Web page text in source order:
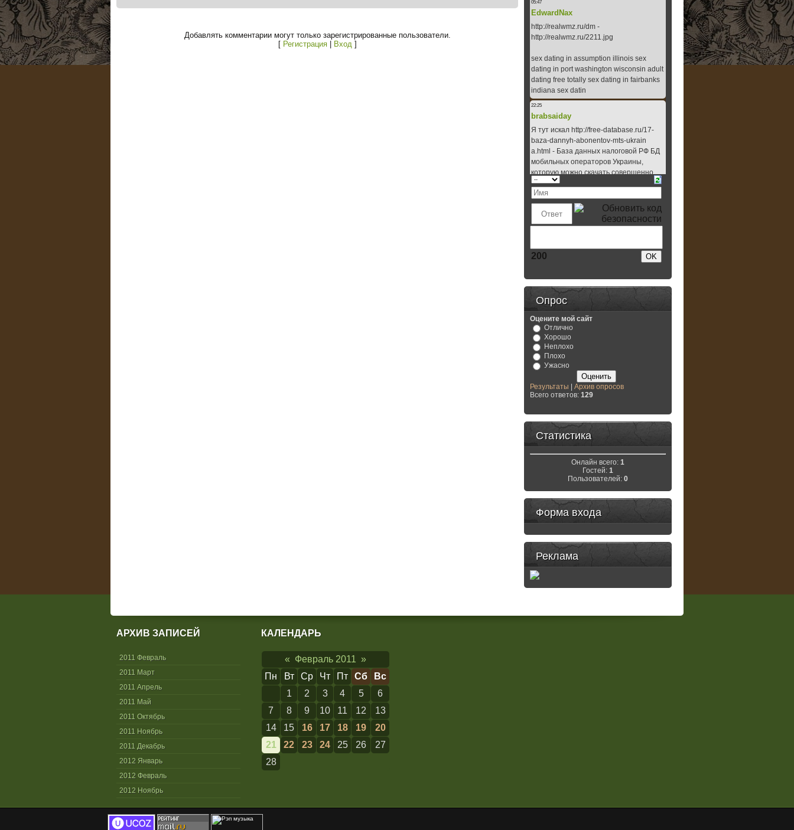
Добавлять комментарии могут только зарегистрированные пользователи.
[ Регистрация| Вход]
200
Опрос
Оцените мой сайт
Отлично
Хорошо
Неплохо
Плохо
Ужасно
Результаты
Архив опросов
Всего ответов: 129
Статистика
Онлайн всего: 1
Гостей: 1
Пользователей: 0
Форма входа
Реклама
АРХИВ ЗАПИСЕЙ
2011 Февраль
2011 Март
2011 Апрель
2011 Май
2011 Октябрь
2011 Ноябрь
2011 Декабрь
2012 Январь
2012 Февраль
2012 Ноябрь
КАЛЕНДАРЬ
« Февраль 2011 »
Пн
Вт Ср Чт Пт Сб
Вс
1
2 3 4 5
6
7
8 9 10 11 12
13
14
15 16 17 18 19
20
21
22 23 24 25 26
27
28